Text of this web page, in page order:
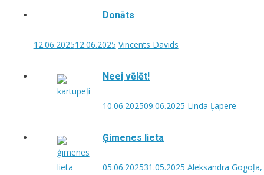
Donāts
12.06.202512.06.2025 Vincents Davids
Neej vēlēt!
10.06.202509.06.2025 Linda Ļapere
Ģimenes lieta
05.06.202531.05.2025 Aleksandra Gogoļa,